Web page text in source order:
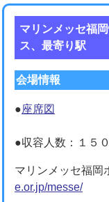
マリンメッセ福
ス、最寄り駅
会場情報
●座席図
●収容人数：１５
マリンメッセ福岡
e.or.jp/messe/